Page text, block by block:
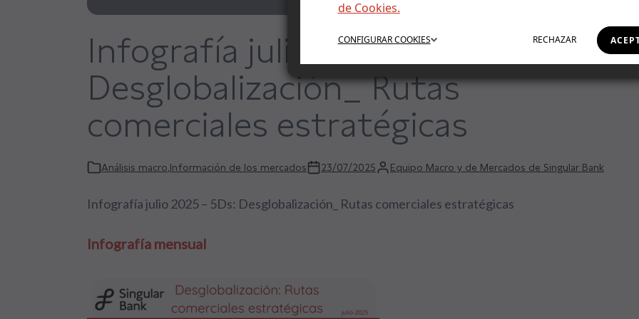
de Cookies.
RECHAZAR
CONFIGURARCOOKIES
Infografía julio 2025 – 5Ds:
Desglobalización_ Rutas
comerciales estratégicas
Análisis macro Información de los mercados 23/07/2025 Equipo Macro y de Mercados de Singular Bank
Infografía julio 2025 – 5Ds: Desglobalización_ Rutas comerciales estratégicas
Infografía mensual